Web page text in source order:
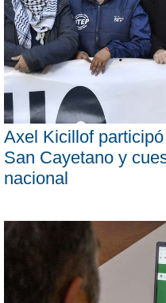
Axel Kicillof
San Cayetano y
nacional